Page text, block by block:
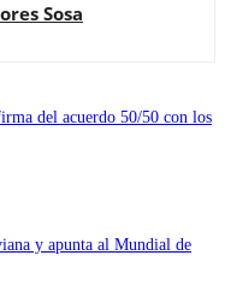
Sosa
del acuerdo 50/50 con los
y apunta al Mundial de